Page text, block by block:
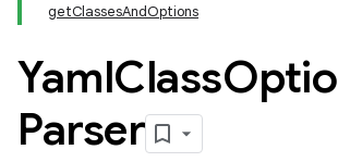
getClassesAndOptions
YamlClass
Parser